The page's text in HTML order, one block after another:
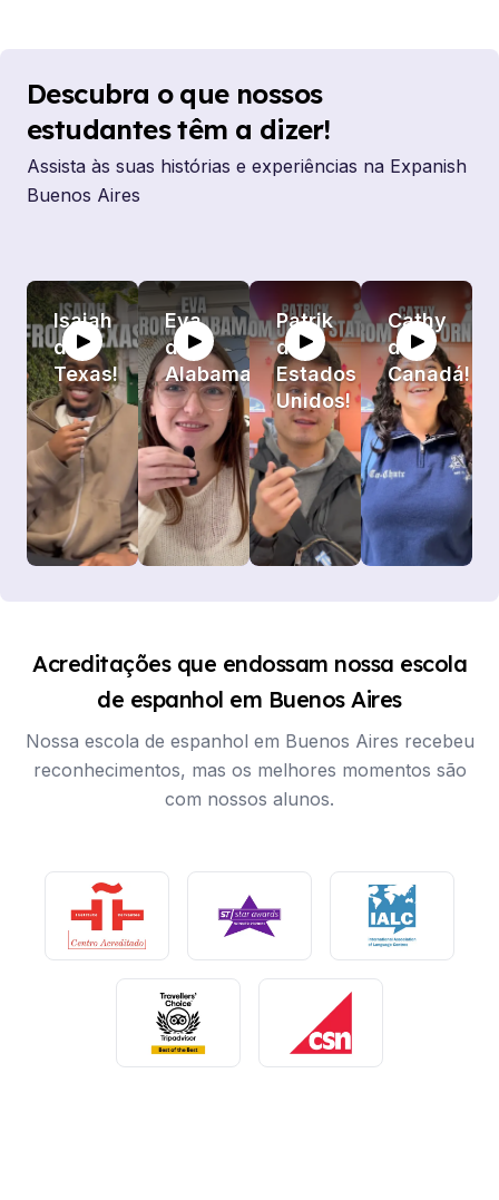
Descubra o que nossos
estudantes têm a dizer!
Assista às suas histórias e experiências na Expanish
Buenos Aires
Isaiah
do
Texas!
Eva
do
Alabama!
Patrik
dos
Estados
Unidos!
Cathy
do
Canadá!
Acreditações que endossam nossa escola
de espanhol em Buenos Aires
Nossa escola de espanhol em Buenos Aires recebeu
reconhecimentos, mas os melhores momentos são
com nossos alunos.